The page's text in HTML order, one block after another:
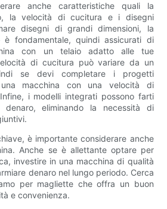
anche caratteristiche quali la
la velocità di cucitura e i disegni
disegni di grandi dimensioni, la
è fondamentale, quindi assicurati di
con un telaio adatto alle tue
di cucitura può variare da un
se devi completare i progetti
macchina con una velocità di
i modelli integrati possono farti
denaro, eliminando la necessità di
è importante considerare anche
Anche se è allettante optare per
investire in una macchina di qualità
denaro nel lungo periodo. Cerca
per magliette che offra un buon
e convenienza.